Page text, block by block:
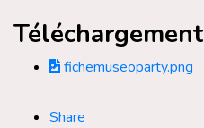
Téléchargement
fichemuseoparty.png
Share